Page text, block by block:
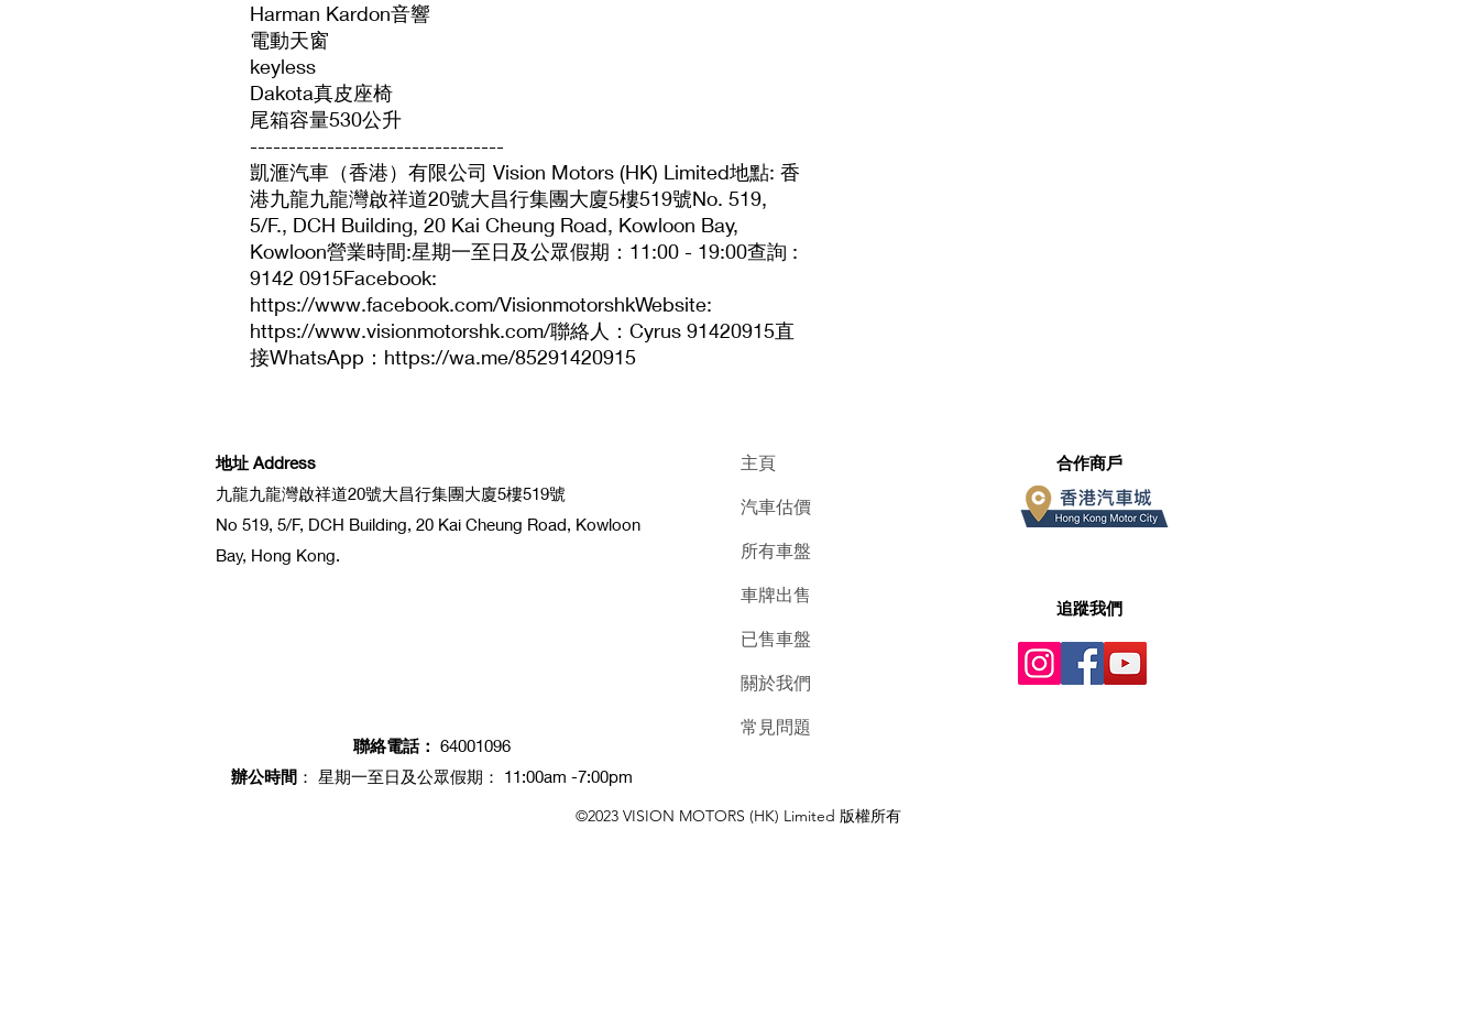
Harman Kardon音響
電動天窗
keyless
Dakota真皮座椅
尾箱容量530公升
---------------------------------
凱滙汽車（香港）有限公司 Vision Motors (HK) Limited地點: 香
港九龍九龍灣啟祥道20號大昌行集團大廈5樓519號No. 519,
5/F., DCH Building, 20 Kai Cheung Road, Kowloon Bay,
Kowloon營業時間:星期一至日及公眾假期：11:00 - 19:00查詢 :
9142 0915Facebook:
https://www.facebook.com/VisionmotorshkWebsite:
https://www.visionmotorshk.com/聯絡人：Cyrus 91420915直
接WhatsApp：https://wa.me/85291420915
地址 Address
九龍九龍灣啟祥道20號大昌行集團大廈5樓519號
No 519, 5/F, DCH Building, 20 Kai Cheung Road, Kowloon
Bay, Hong Kong.
聯絡電話： 64001096
辦公時間​： 星期一至日及公眾假期： 11:00am -7:00pm
主頁
汽車估價
所有車盤
車牌出售
已售車盤
關於我們
常見問題
​合作商戶
​追蹤我們
©2023 VISION MOTORS (HK) Limited 版權所有